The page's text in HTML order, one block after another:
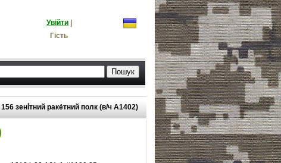
Увійти
Гість
зені́тний раке́тний полк (в/ч А1402)